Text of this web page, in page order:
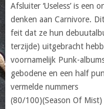
Afsluiter ‘Useless’ is een
denken aan Carnivore.
feit dat ze hun
terzijde) uitgebracht
voornamelijk Punk-
gebodene en een half
vermelde nummers
(80/100)(Season Of Mist)